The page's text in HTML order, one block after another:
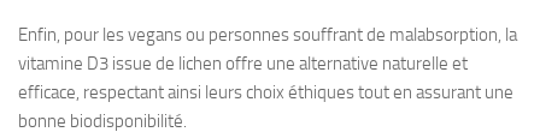
Enfin, pour les vegans ou personnes souffrant de malabsorption, la
vitamine D3 issue de lichen offre une alternative naturelle et
efficace, respectant ainsi leurs choix éthiques tout en assurant une
bonne biodisponibilité.